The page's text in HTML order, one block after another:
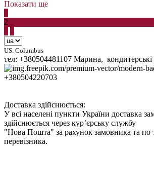
Показати ще
2
US. Columbus
тел: +380504481107 Марина,
+380504220703
Доставка здійснюється:
У всі населені пункти України доставка
здійснюється через кур’єрську службу
"Нова Пошта" за рахунок замовника та по
перевізника.